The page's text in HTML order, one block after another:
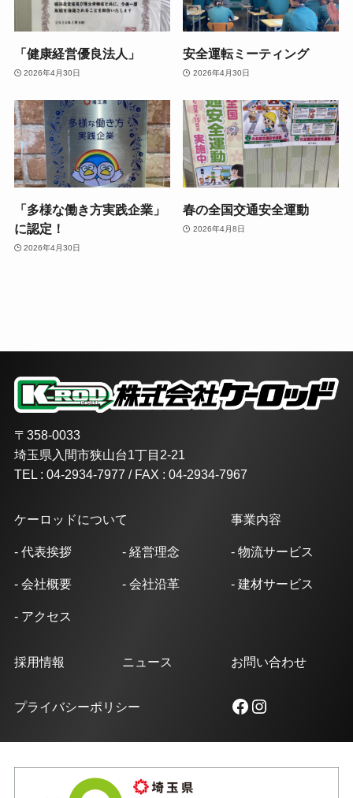
「健康経営優良法人」
2026年4月30日
安全運転ミーティング
2026年4月30日
「多様な働き方実践企業」
に認定！
2026年4月30日
春の全国交通安全運動
2026年4月8日
〒358-0033
埼玉県入間市狭山台1丁目2-21
TEL : 04-2934-7977 / FAX : 04-2934-7967
ケーロッドについて
- 代表挨拶
- 会社概要
- アクセス
- 経営理念
- 会社沿革
事業内容
- 物流サービス
- 建材サービス
採用情報 ニュース お問い合わせ
プライバシーポリシー Facebook Instagram